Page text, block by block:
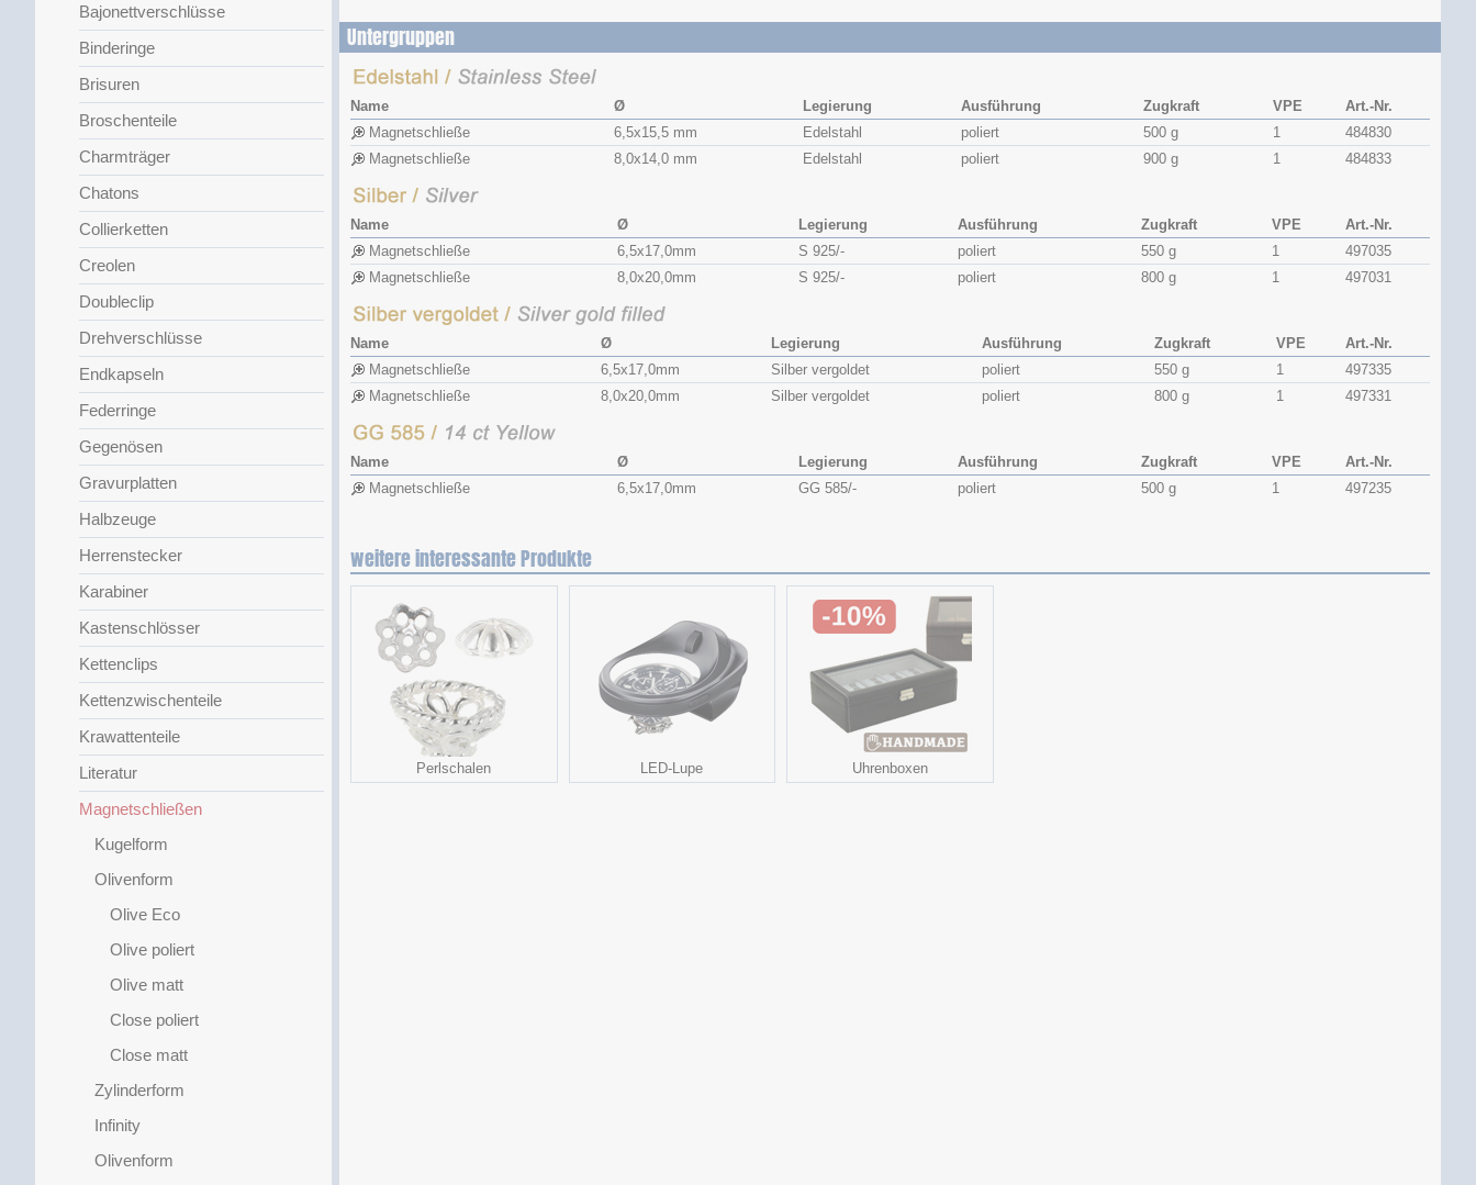
Bajonettverschlüsse
Binderinge
Brisuren
Broschenteile
Charmträger
Chatons
Collierketten
Creolen
Doubleclip
Drehverschlüsse
Endkapseln
Federringe
Gegenösen
Gravurplatten
Halbzeuge
Herrenstecker
Karabiner
Kastenschlösser
Kettenclips
Kettenzwischenteile
Krawattenteile
Literatur
Magnetschließen
Kugelform
Olivenform
Olive Eco
Olive poliert
Olive matt
Close poliert
Close matt
Zylinderform
Infinity
Olivenform
Untergruppen
Name Ø Legierung Ausführung Zugkraft VPE
Art.-Nr.
Magnetschließe
6,5x​15,5 mm Edelstahl poliert 500 g 1
484830
Magnetschließe
8,0x​14,0 mm Edelstahl poliert 900 g 1 484833
Name Ø Legierung Ausführung Zugkraft VPE
Art.-Nr.
Magnetschließe
6,5x​17,0mm S 925/- poliert 550 g 1
497035
Magnetschließe
8,0x​20,0mm S 925/- poliert 800 g 1 497031
Name Ø Legierung Ausführung Zugkraft VPE
Art.-Nr.
Magnetschließe
6,5x​17,0mm Silber vergoldet poliert 550 g 1
497335
Magnetschließe
8,0x​20,0mm Silber vergoldet poliert 800 g 1 497331
Name Ø Legierung Ausführung Zugkraft VPE
Art.-Nr.
Magnetschließe
6,5x​17,0mm GG 585/- poliert 500 g 1 497235
weitere interessante Produkte
Perlschalen LED-Lupe Uhrenboxen